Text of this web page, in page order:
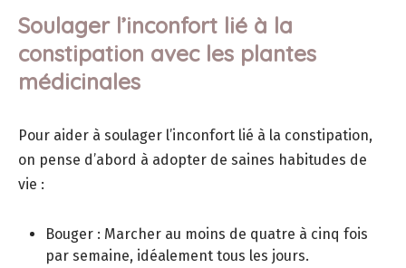
Soulager l’inconfort lié à la
constipation avec les plantes
médicinales
Pour aider à soulager l’inconfort lié à la constipation,
on pense d’abord à adopter de saines habitudes de
vie :
Bouger : Marcher au moins de quatre à cinq fois
par semaine, idéalement tous les jours.